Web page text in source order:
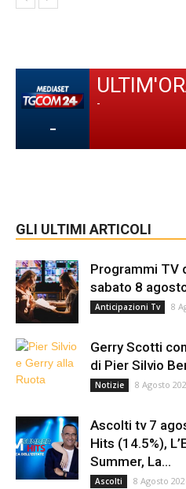
-
-
GLI ULTIMI ARTICOLI
Programmi TV
sabato 8
Anticipazioni Tv 8
Gerry Scotti
di Pier Silvio
Notizie 8 Agosto
Ascolti tv 7
Hits (14.5%),
Summer, La...
Ascolti 8 Agosto